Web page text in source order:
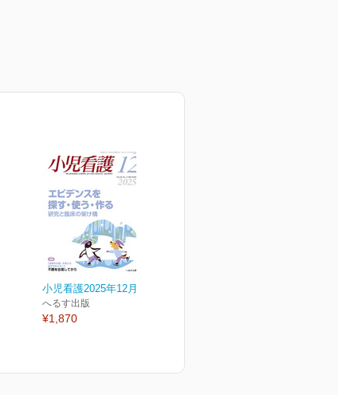
小児看護2025年12月号
へるす出版
¥1,870